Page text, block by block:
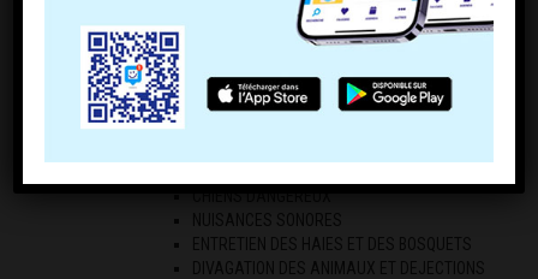
COMMERCE
COMPTOIR DE CHARNOZ
ECONOMIE LOCALE
LES PROFESSIONNELS
ENTRETIEN DES HAIES ET DES BOSQUETS
DIVAGATION DES ANIMAUX ET DEJECTIONS